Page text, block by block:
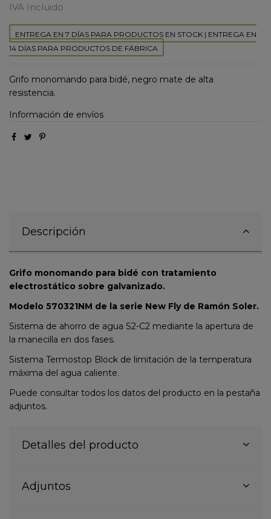
IVA Incluido
ENTREGA EN 7 DÍAS PARA PRODUCTOS EN STOCK | ENTREGA EN
14 DÍAS PARA PRODUCTOS DE FÁBRICA
Grifo monomando para bidé, negro mate de alta
resistencia.
Información de envíos
Descripción
Grifo monomando para bidé con tratamiento
electrostático sobre galvanizado.
Modelo 570321NM de la serie New Fly de Ramón Soler.
Sistema de ahorro de agua S2-C2 mediante la apertura de
la manecilla en dos fases.
Sistema Termostop Block de limitación de la temperatura
máxima del agua caliente.
Puede consultar todos los datos del producto en la pestaña
adjuntos.
Detalles del producto
Adjuntos